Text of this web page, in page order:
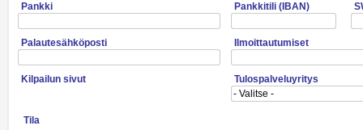
Pankki Pankkitili (IBAN)
Palautesähköposti Ilmoittautumiset
Kilpailun sivut Tulospalveluyritys
Tila